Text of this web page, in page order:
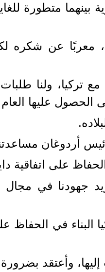
بينهما متطورة
في صربيا توظف أكثر من 10 آلاف شخص،
تركيا، ولنا
الحصول عليها
أردوغان
على اتفاقية
جهودنا في مجال
في الحفاظ
وأعتقد